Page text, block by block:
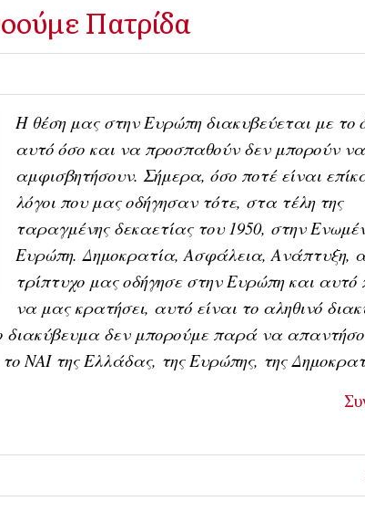
Πατρίδα
Η θέση μας στην Ευρώπη διακυβεύεται με το
αυτό όσο και να προσπαθούν δεν μπορούν
αμφισβητήσουν. Σήμερα, όσο ποτέ είναι
λόγοι που μας οδήγησαν τότε, στα τέλη της
ταραγμένης δεκαετίας του 1950, στην
Ευρώπη. Δημοκρατία, Ασφάλεια, Ανάπτυξη,
τρίπτυχο μας οδήγησε στην Ευρώπη και αυτό
να μας κρατήσει, αυτό είναι το αληθινό
διακύβευμα δεν μπορούμε παρά να
ΝΑΙ της Ελλάδας, της Ευρώπης, της